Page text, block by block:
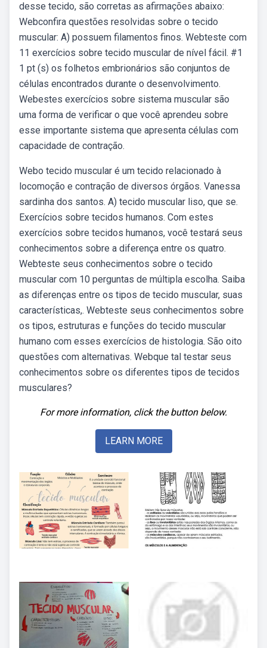
desse tecido, são corretas as afirmações abaixo:
Webconfira questões resolvidas sobre o tecido
muscular: A) possuem filamentos finos. Webteste com
11 exercícios sobre tecido muscular de nível fácil. #1
1 pt (s) os folhetos embrionários são conjuntos de
células encontrados durante o desenvolvimento.
Webestes exercícios sobre sistema muscular são
uma forma de verificar o que você aprendeu sobre
esse importante sistema que apresenta células com
capacidade de contração.
Webo tecido muscular é um tecido relacionado à
locomoção e contração de diversos órgãos. Vanessa
sardinha dos santos. A) tecido muscular liso, que se.
Exercícios sobre tecidos humanos. Com estes
exercícios sobre tecidos humanos, você testará seus
conhecimentos sobre a diferença entre os quatro.
Webteste seus conhecimentos sobre o tecido
muscular com 10 perguntas de múltipla escolha. Saiba
as diferenças entre os tipos de tecido muscular, suas
características,. Webteste seus conhecimentos sobre
os tipos, estruturas e funções do tecido muscular
humano com esses exercícios de histologia. São oito
questões com alternativas. Webque tal testar seus
conhecimentos sobre os diferentes tipos de tecidos
musculares?
For more information, click the button below.
LEARN MORE